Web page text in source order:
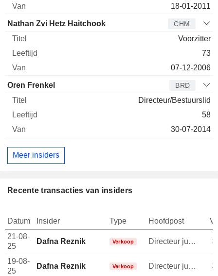
18-01-2011
Nathan Zvi Hetz Haitchook CHM
Voorzitter
73
07-12-2006
Oren Frenkel BRD
Directeur/Bestuurslid
58
30-07-2014
Meer insiders
Recente transacties van insiders
Datum Insider Type Hoofdpost
21-08-
25
Dafna Reznik Verkoop Directeur juridische afdeling
19-08-
25
Dafna Reznik Verkoop Directeur juridische afdeling